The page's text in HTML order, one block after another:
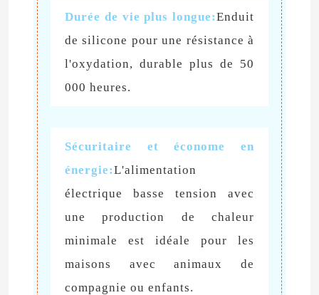
Durée de vie plus longue:Enduit
de silicone pour une résistance à
l'oxydation, durable plus de 50
000 heures.
Sécuritaire et économe en
énergie:L'alimentation
électrique basse tension avec
une production de chaleur
minimale est idéale pour les
maisons avec animaux de
compagnie ou enfants.